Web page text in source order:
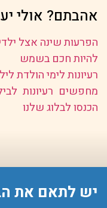
אהבתם? אולי
הפרעות שינה אצל
להיות חכם בשמש
רעיונות לימי הולדת
מחפשים רעיונות
הכנסו לבלוג שלנו
יש לתאם את